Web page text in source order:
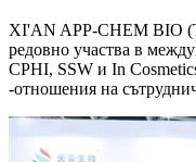
XI'AN APP-CHEM BIO
редовно участва в
CPHI, SSW и In
-отношения на